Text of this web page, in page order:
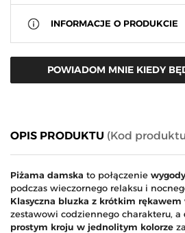
INFORMACJE O PRODUKCIE
POWIADOM MNIE KIEDY
OPIS PRODUKTU (Kod
Piżama damska to połączenie wygody
podczas wieczornego relaksu i
Klasyczna bluzka z krótkim rękawem
zestawowi codziennego charakteru, a
prostym kroju w jednolitym kolorze